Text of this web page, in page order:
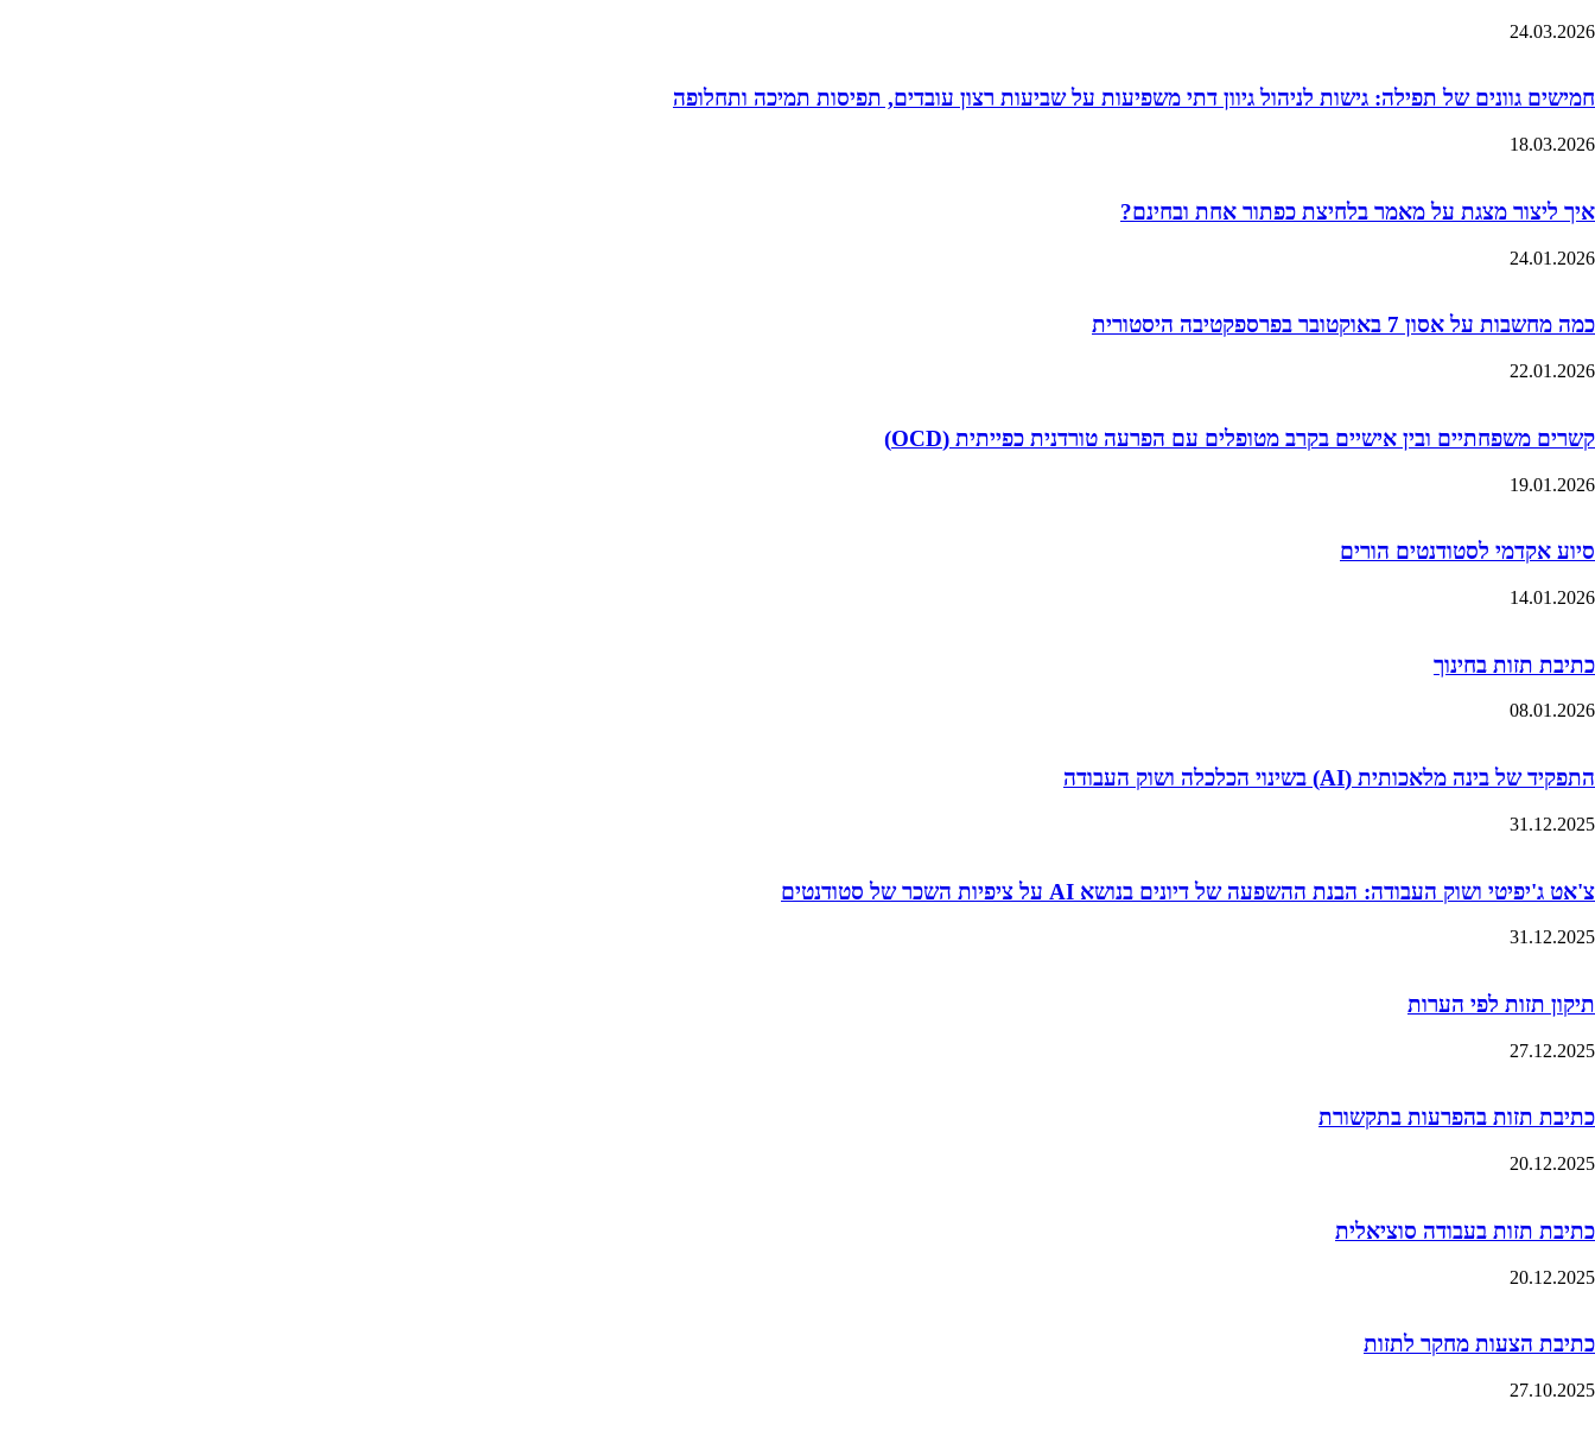
24.03.2026
חמישים גוונים של תפילה: גישות לניהול גיוון דתי משפיעות על שביעות רצון עובדים, תפיסות תמיכה ותחלופה
18.03.2026
איך ליצור מצגת על מאמר בלחיצת כפתור אחת ובחינם?
24.01.2026
כמה מחשבות על אסון 7 באוקטובר בפרספקטיבה היסטורית
22.01.2026
קשרים משפחתיים ובין אישיים בקרב מטופלים עם הפרעה טורדנית כפייתית (OCD)
19.01.2026
סיוע אקדמי לסטודנטים הורים
14.01.2026
כתיבת תזות בחינוך
08.01.2026
התפקיד של בינה מלאכותית (AI) בשינוי הכלכלה ושוק העבודה
31.12.2025
צ'אט ג'יפיטי ושוק העבודה: הבנת ההשפעה של דיונים בנושא AI על ציפיות השכר של סטודנטים
31.12.2025
תיקון תזות לפי הערות
27.12.2025
כתיבת תזות בהפרעות בתקשורת
20.12.2025
כתיבת תזות בעבודה סוציאלית
20.12.2025
כתיבת הצעות מחקר לתזות
27.10.2025